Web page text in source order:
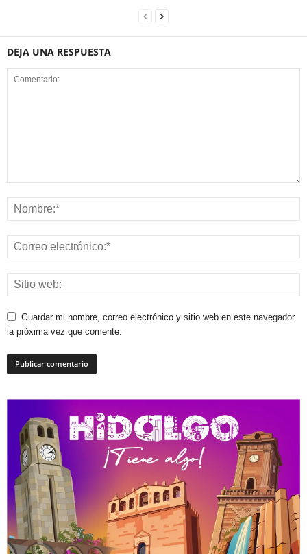
DEJA UNA RESPUESTA
Guardar mi nombre, correo electrónico y sitio web en este navegador
la próxima vez que comente.